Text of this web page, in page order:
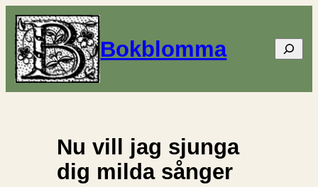
Bokblomma Sök
Nu vill jag sjunga
dig milda sånger